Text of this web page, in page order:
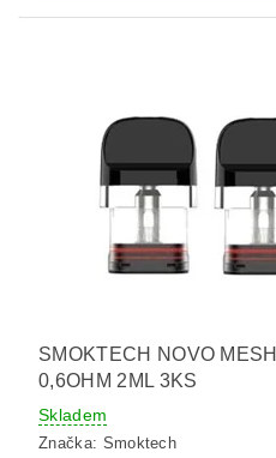
SMOKTECH NOVO
0,6OHM 2ML 3KS
Skladem
Značka: Smoktech